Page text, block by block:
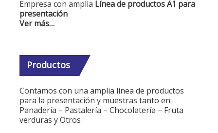
Empresa con amplia Línea de productos A1 para
presentación
Ver más…
Productos
Contamos con una amplia línea de productos
para la presentación y muestras tanto en:
Panadería – Pastalería – Chocolatería – Fruta
verduras y Otros